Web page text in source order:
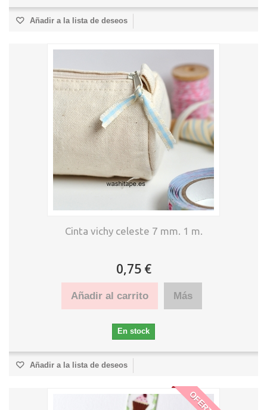
Añadir a la lista de deseos
Cinta vichy celeste 7 mm. 1 m.
0,75 €
Añadir al carrito Más
En stock
Añadir a la lista de deseos